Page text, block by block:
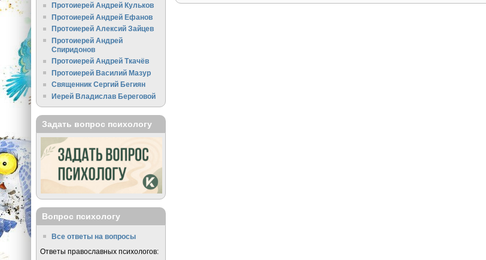
Протоиерей Андрей Кульков
Протоиерей Андрей Ефанов
Протоиерей Алексий Зайцев
Протоиерей Андрей
Спиридонов
Протоиерей Андрей Ткачёв
Протоиерей Василий Мазур
Священник Сергий Бегиян
Иерей Владислав Береговой
Задать вопрос психологу
Вопрос психологу
Все ответы на вопросы
Ответы православных психологов: